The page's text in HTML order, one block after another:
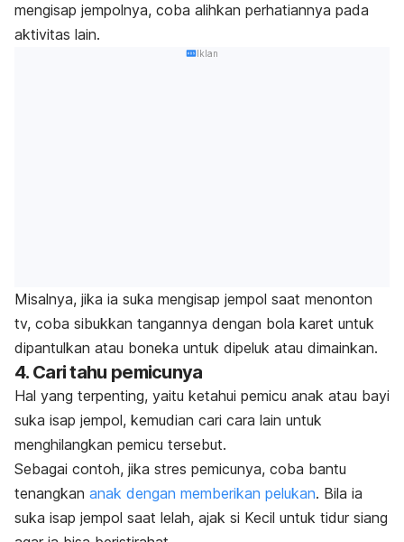
mengisap jempolnya, coba alihkan perhatiannya pada
aktivitas lain.
Iklan
Misalnya, jika ia suka mengisap jempol saat menonton
tv, coba sibukkan tangannya dengan bola karet untuk
dipantulkan atau boneka untuk dipeluk atau dimainkan.
4. Cari tahu pemicunya
Hal yang terpenting, yaitu ketahui pemicu anak atau bayi
suka isap jempol, kemudian cari cara lain untuk
menghilangkan pemicu tersebut.
Sebagai contoh, jika stres pemicunya, coba bantu
tenangkan anak dengan memberikan pelukan. Bila ia
suka isap jempol saat lelah, ajak si Kecil untuk tidur siang